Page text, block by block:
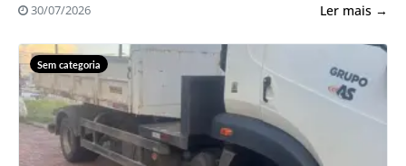
30/07/2026 Ler mais →
Sem categoria